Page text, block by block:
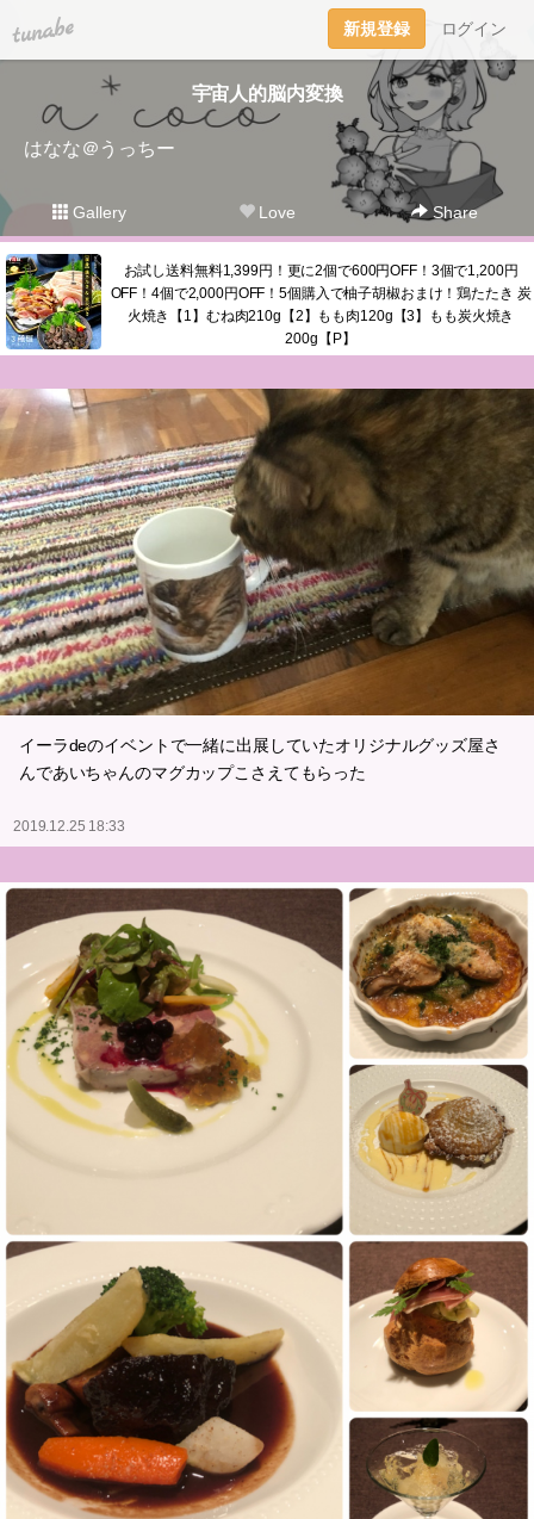
tuna.be 新規登録 ログイン
宇宙人的脳内変換
はなな＠うっちー
Gallery Love Share
お試し送料無料1,399円！更に2個で600円OFF！3個で1,200円
OFF！4個で2,000円OFF！5個購入で柚子胡椒おまけ！鶏たたき 炭
火焼き【1】むね肉210g【2】もも肉120g【3】もも炭火焼き
200g【P】
イーラdeのイベントで一緒に出展していたオリジナルグッズ屋さ
んであいちゃんのマグカップこさえてもらった
2019.12.25 18:33